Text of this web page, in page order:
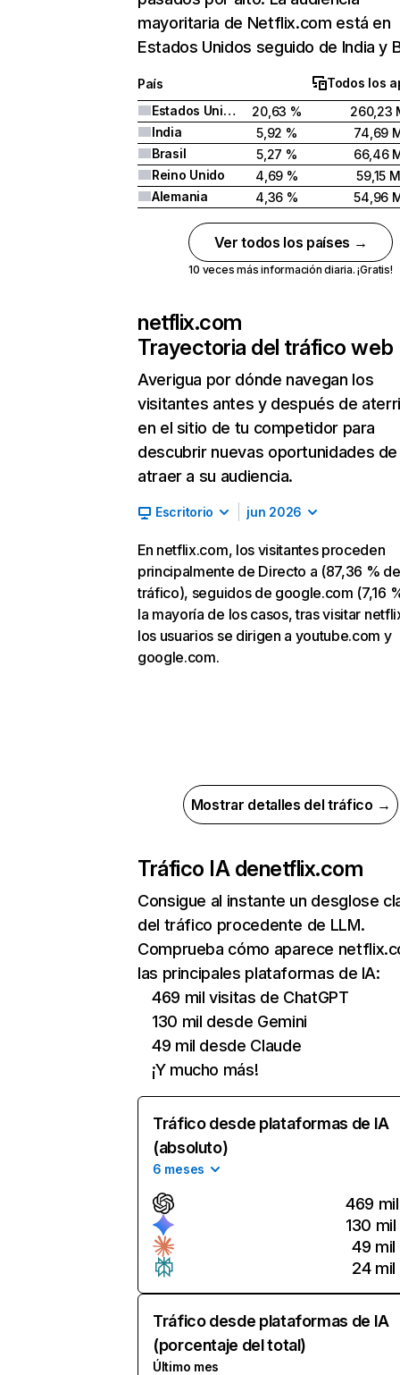
mayoritaria de Netflix.com está en
Estados Unidos seguido de India y
País
Todos los
Estados Unidos
20,63 %
260,23
India
5,92 %
74,69
Brasil
5,27 %
66,46
Reino Unido
4,69 %
59,15 M
Alemania
4,36 % 54,96
Ver todos los países →
10 veces más información diaria. ¡Gratis!
netflix.com
Trayectoria del tráfico web
Averigua por dónde navegan los
visitantes antes y después de
en el sitio de tu competidor para
descubrir nuevas oportunidades de
atraer a su audiencia.
Escritorio jun 2026
En netflix.com, los visitantes proceden
principalmente de Directo a (87,36 % de
tráfico), seguidos de google.com (7,16
la mayoría de los casos, tras visitar
los usuarios se dirigen a youtube.com y
google.com.
Mostrar detalles del tráfico →
Tráfico IA denetflix.com
Consigue al instante un desglose
del tráfico procedente de LLM.
Comprueba cómo aparece
las principales plataformas de IA:
469 mil visitas de ChatGPT
130 mil desde Gemini
49 mil desde Claude
¡Y mucho más!
Tráfico desde plataformas de IA
(absoluto)
6 meses
469 mil
130 mil
49 mil
24 mil
Tráfico desde plataformas de IA
(porcentaje del total)
Último mes